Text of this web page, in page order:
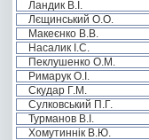
Ландик В.І.
Лєщинський О.О.
Макеєнко В.В.
Насалик І.С.
Пеклушенко О.М.
Римарук О.І.
Скудар Г.М.
Сулковський П.Г.
Турманов В.І.
Хомутиннік В.Ю.